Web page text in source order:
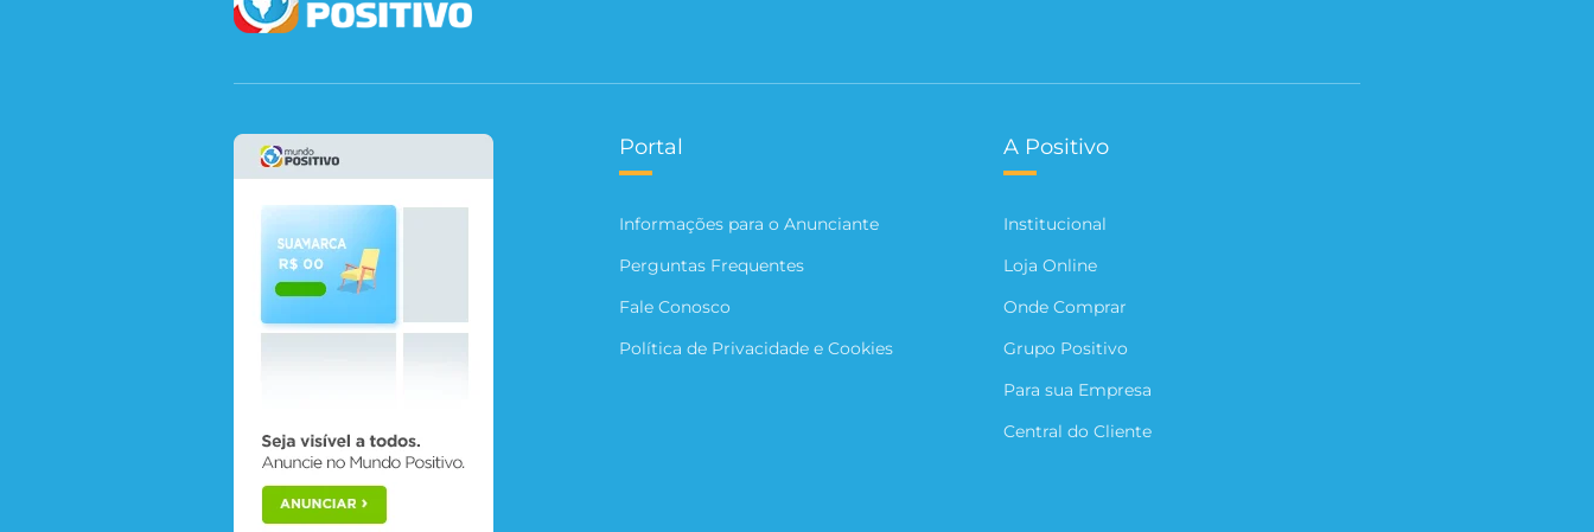
Portal
Informações para o Anunciante
Perguntas Frequentes
Fale Conosco
Política de Privacidade e Cookies
A Positivo
Institucional
Loja Online
Onde Comprar
Grupo Positivo
Para sua Empresa
Central do Cliente